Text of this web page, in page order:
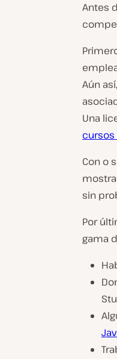
Antes
Aún
Una
Con o
sin
Por
gama